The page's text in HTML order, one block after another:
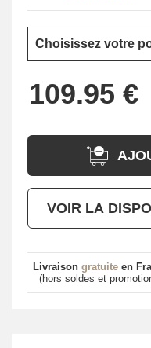
VOIR LA
Livraison gratuite en
(hors soldes et